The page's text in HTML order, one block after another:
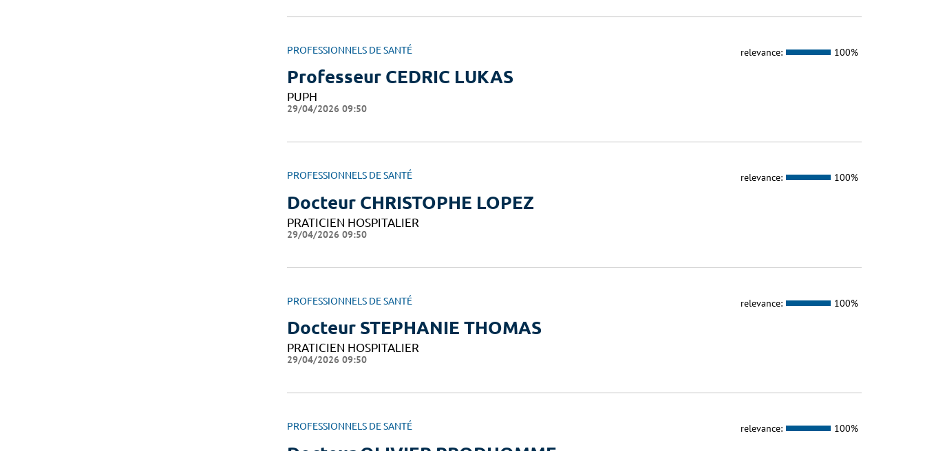
PROFESSIONNELS DE SANTÉ relevance: 100%
Professeur CEDRIC LUKAS
PUPH
29/04/2026 09:50
PROFESSIONNELS DE SANTÉ relevance: 100%
Docteur CHRISTOPHE LOPEZ
PRATICIEN HOSPITALIER
29/04/2026 09:50
PROFESSIONNELS DE SANTÉ relevance: 100%
Docteur STEPHANIE THOMAS
PRATICIEN HOSPITALIER
29/04/2026 09:50
PROFESSIONNELS DE SANTÉ relevance: 100%